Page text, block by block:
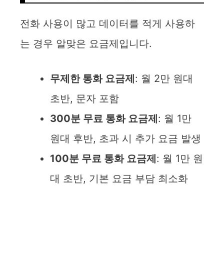
전화 사용이 많고 데이터를 적게 사용하
는 경우 알맞은 요금제입니다.
무제한 통화 요금제: 월 2만 원대
초반, 문자 포함
300분 무료 통화 요금제: 월 1만
원대 후반, 초과 시 추가 요금 발생
100분 무료 통화 요금제: 월 1만 원
대 초반, 기본 요금 부담 최소화